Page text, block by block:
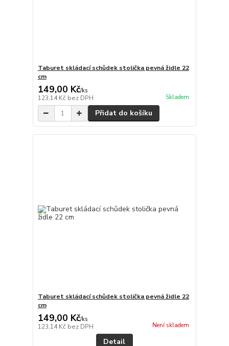
Taburet skládací schůdek stolička pevná židle 22
cm
149,00 Kč/ks
123,14 Kč bez DPH Skladem
Přidat do košíku
Taburet skládací schůdek stolička pevná židle 22
cm
149,00 Kč/ks
123,14 Kč bez DPH Není skladem
Detail